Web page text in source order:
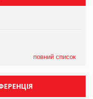
повний список